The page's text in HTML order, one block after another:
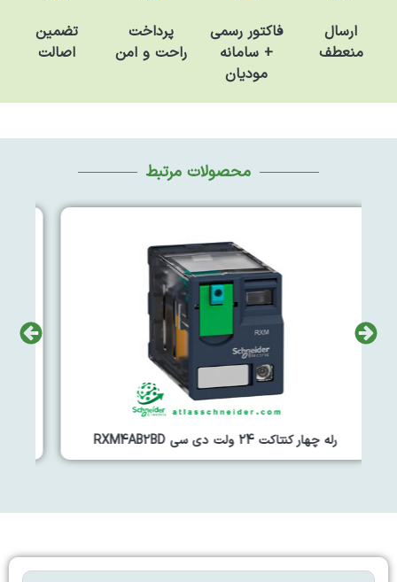
ارسال
منعطف
فاکتور رسمی
+ سامانه
مودیان
پرداخت
راحت و امن
تضمین
اصالت
محصولات مرتبط
رله دو کنتاکت 230 ولت ای سی RXM2AB2P7